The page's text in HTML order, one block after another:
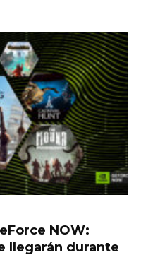
NOW:
llegarán durante